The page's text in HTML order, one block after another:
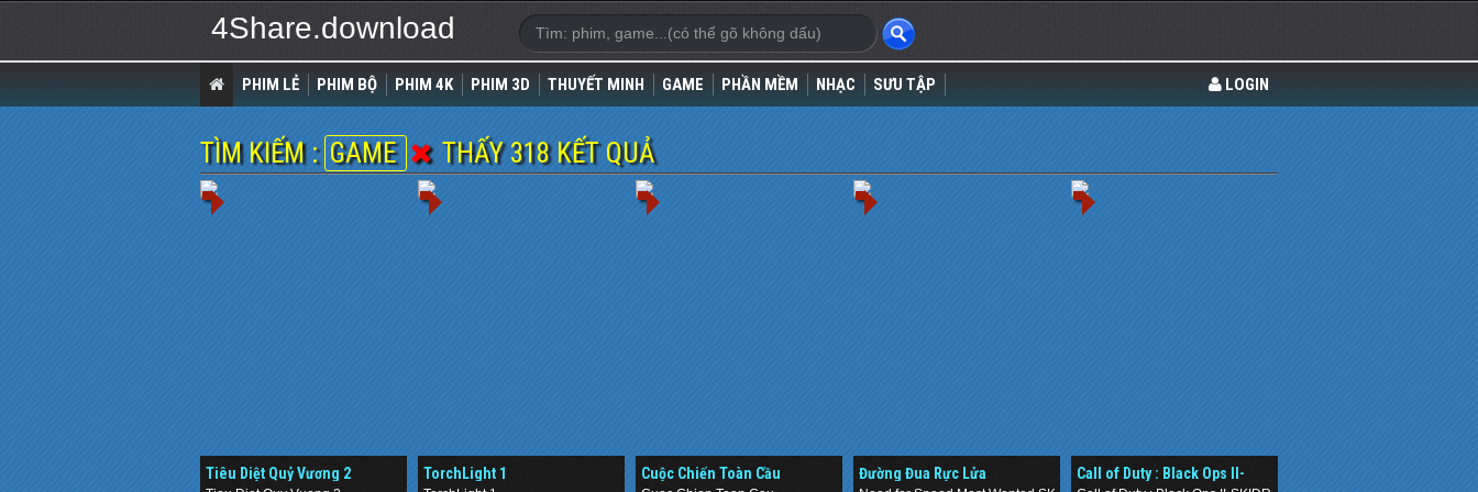
4Share.download
PHIM LẺ PHIM BỘ PHIM 4K PHIM 3D THUYẾT MINH GAME PHẦN MỀM NHẠC SƯU TẬP LOGIN
TÌM KIẾM : GAME THẤY 318 KẾT QUẢ
Tiêu Diệt Quỷ Vương 2 TorchLight 1 Cuộc Chiến Toàn Cầu Đường Đua Rực Lửa
Call of Duty : Black Ops II-